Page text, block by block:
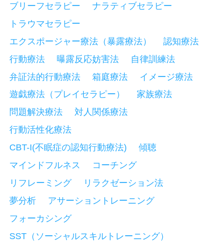
ブリーフセラピー
ナラティブセラピー
トラウマセラピー
エクスポージャー療法（暴露療法）
認知療法
行動療法
曝露反応妨害法
自律訓練法
弁証法的行動療法
箱庭療法
イメージ療法
遊戯療法（プレイセラピー）
家族療法
問題解決療法
対人関係療法
行動活性化療法
CBT-I(不眠症の認知行動療法)
傾聴
マインドフルネス
コーチング
リフレーミング
リラクゼーション法
夢分析
アサーショントレーニング
フォーカシング
SST（ソーシャルスキルトレーニング）